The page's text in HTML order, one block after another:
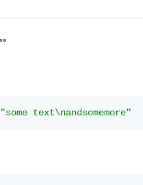
"some text\nandsomemore"